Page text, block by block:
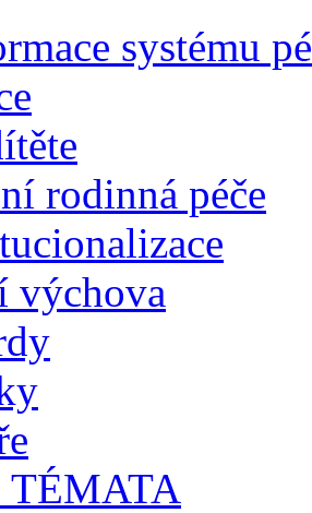
systému
rodinná péče
výchova